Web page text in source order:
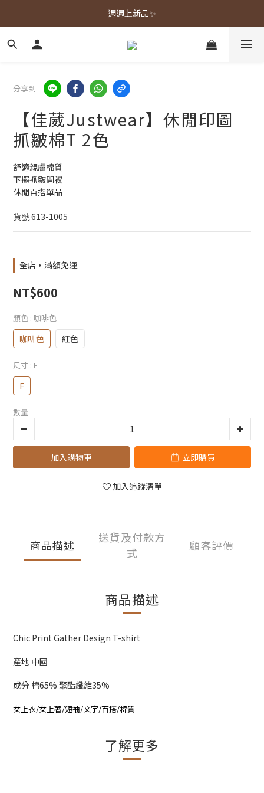
春夏新品上市🌿
週週上新品✨
春夏新品上市🌿
分享到
【佳葳Justwear】休閒印圖
抓皺棉T 2色
舒適親膚棉質
下擺抓皺開衩
休閒百搭單品
貨號 613-1005
全店，滿額免運
NT$600
顏色 : 咖啡色
咖啡色 紅色
尺寸 : F
F
數量
加入購物車 立即購買
加入追蹤清單
商品描述
送貨及付款方
式
顧客評價
商品描述
Chic Print Gather Design T-shirt
產地 中國
成分 棉65% 聚酯纖維35%
女上衣/女上著/短袖/文字/百搭/棉質
了解更多